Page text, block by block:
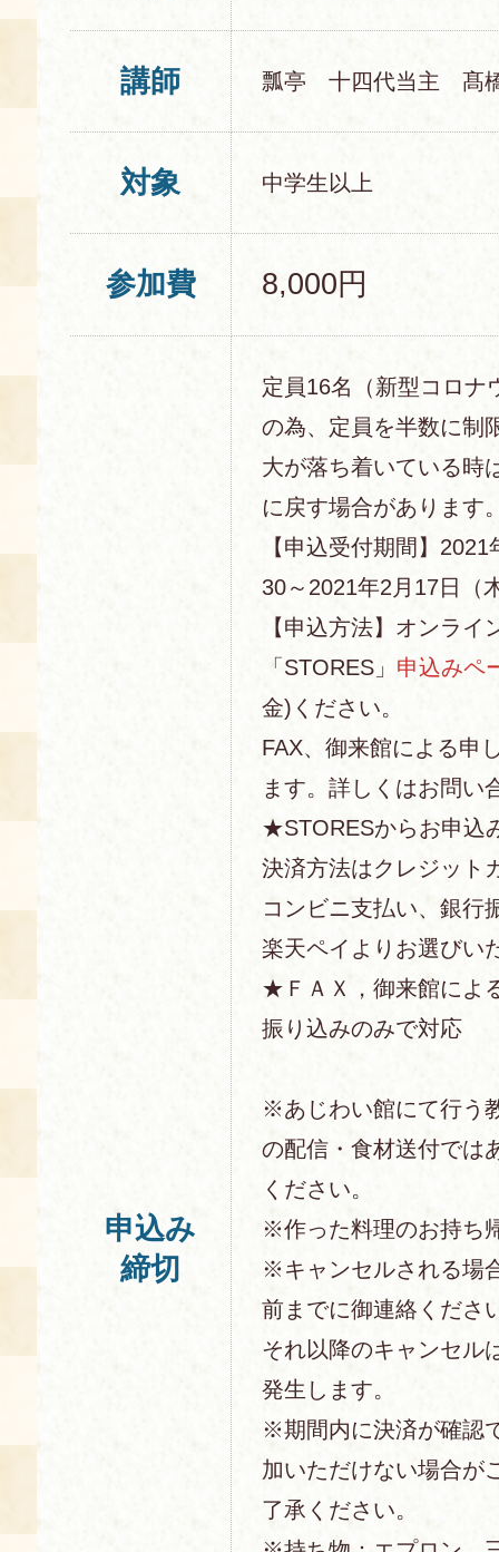
講師 瓢亭 十四代当主 髙
対象 中学生以上
参加費 8,000円
申込み
締切
定員16名（新型コロナ
の為、定員を半数に制
大が落ち着いている時
に戻す場合があります
【申込受付期間】
30～2021年2月17日（
【申込方法】オンライ
「STORES」 申込みペ
金)ください。
FAX、御来館による申
ます。詳しくはお問い
★STORESからお申込
決済方法はクレジット
コンビニ支払い、銀行
楽天ペイよりお選びい
★ＦＡＸ，御来館によ
振り込みのみで対応
※あじわい館にて行う
の配信・食材送付では
ください。
※作った料理のお持ち
※キャンセルされる場
前までに御連絡くださ
それ以降のキャンセル
発生します。
※期間内に決済が確認
加いただけない場合が
了承ください。